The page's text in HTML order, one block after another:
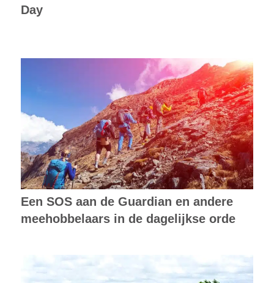
Day
Een SOS aan de Guardian en andere
meehobbelaars in de dagelijkse orde